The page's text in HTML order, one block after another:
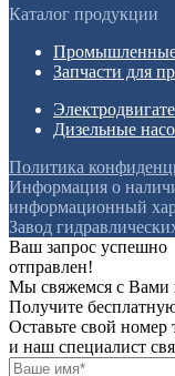
Каталог продукции
Запчасти для
Дизельные
Политика
Информация о
информационный
Завод
Ваш запрос успешно
отправлен!
Мы свяжемся с Вами
Получите
Оставьте свой номер
и наш специалист